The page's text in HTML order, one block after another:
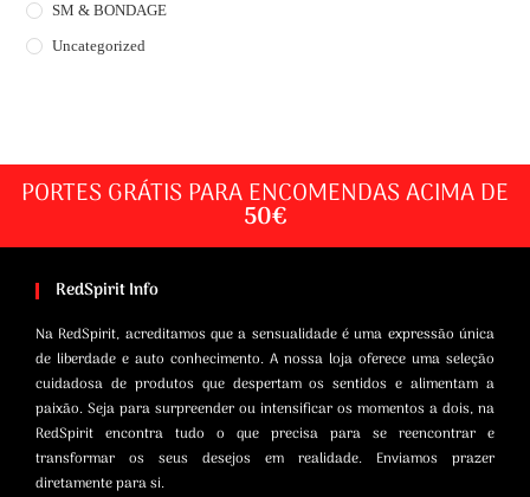
SM & BONDAGE
Uncategorized
PORTES GRÁTIS PARA ENCOMENDAS ACIMA DE
50€
RedSpirit Info
Na RedSpirit, acreditamos que a sensualidade é uma expressão única
de liberdade e auto conhecimento. A nossa loja oferece uma seleção
cuidadosa de produtos que despertam os sentidos e alimentam a
paixão. Seja para surpreender ou intensificar os momentos a dois, na
RedSpirit encontra tudo o que precisa para se reencontrar e
transformar os seus desejos em realidade. Enviamos prazer
diretamente para si.